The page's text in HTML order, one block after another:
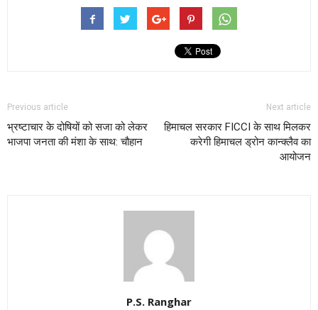
Previous article
भ्रष्टाचार के दोषियों को सजा को लेकर
भाजपा जनता की मंशा के साथ: चौहान
Next article
हिमाचल सरकार FICCI के साथ मिलकर
करेगी हिमाचल ड्रोन कान्क्लैव का
आयोजन
P.S. Ranghar